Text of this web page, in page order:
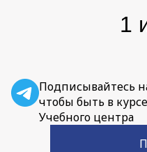
1
Подписывайтесь
чтобы быть в
Учебного центра